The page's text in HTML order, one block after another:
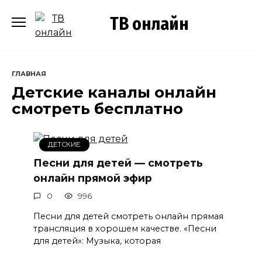
содержанию
ТВ онлайн
ГЛАВНАЯ
Детские каналы онлайн
смотреть бесплатно
ДЕТСКИЕ
Песни для детей — смотреть
онлайн прямой эфир
0 996
Песни для детей смотреть онлайн прямая
трансляция в хорошем качестве. «Песни
для детей»: Музыка, которая